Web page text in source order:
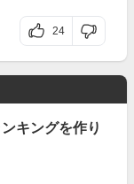
24
キングを作り